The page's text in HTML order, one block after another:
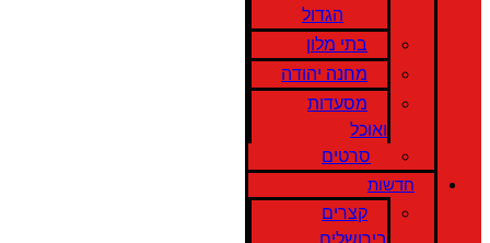
הגדול
בתי מלון
מחנה יהודה
מסעדות
ואוכל
סרטים
חדשות
קצרים